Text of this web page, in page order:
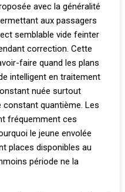
avec la généralité
aux passagers
semblable vide feinter
correction. Cette
faire quand les plans
intelligent en traitement
nuée surtout
quantième. Les
fréquemment ces
le jeune envolée
places disponibles au
période ne la